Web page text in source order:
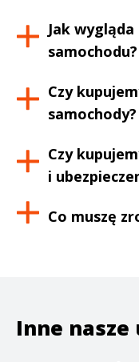
Jak
samochodu?
Czy
samochody?
Czy
i
Co muszę
Inne nasze